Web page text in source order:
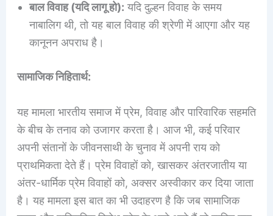
बाल विवाह (यदि लागू हो): यदि दुल्हन विवाह के समय
नाबालिग थी, तो यह बाल विवाह की श्रेणी में आएगा और यह
कानूनन अपराध है।
सामाजिक निहितार्थ:
यह मामला भारतीय समाज में प्रेम, विवाह और पारिवारिक सहमति
के बीच के तनाव को उजागर करता है। आज भी, कई परिवार
अपनी संतानों के जीवनसाथी के चुनाव में अपनी राय को
प्राथमिकता देते हैं। प्रेम विवाहों को, खासकर अंतरजातीय या
अंतर-धार्मिक प्रेम विवाहों को, अक्सर अस्वीकार कर दिया जाता
है। यह मामला इस बात का भी उदाहरण है कि जब सामाजिक